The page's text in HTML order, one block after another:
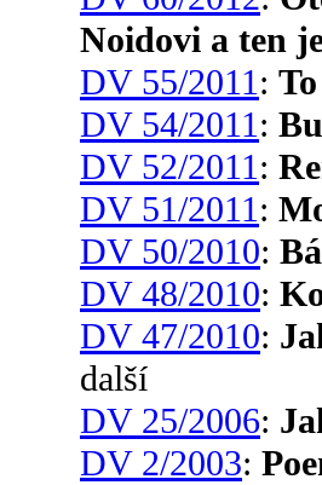
Noidovi a ten
DV 55/2011:
DV 54/2011:
DV 52/2011:
DV 51/2011:
DV 50/2010:
DV 48/2010:
DV 47/2010:
další
DV 25/2006:
DV 2/2003: